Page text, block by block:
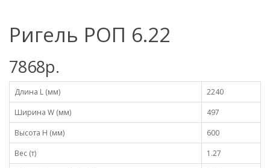
Ригель РОП 6.22
7868р.
Длина L (мм)
2240
Ширина W (мм)
497
Высота H (мм)
600
Вес (т)
1.27